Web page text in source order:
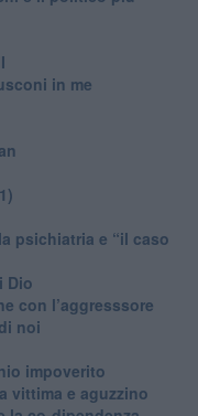
in me
psichiatria e “il caso
Dio
con l’aggresssore
noi
impoverito
vittima e aguzzino